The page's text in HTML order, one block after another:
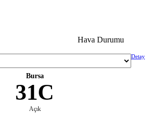
Hava Durumu
Detay
Bursa
31C
Açık